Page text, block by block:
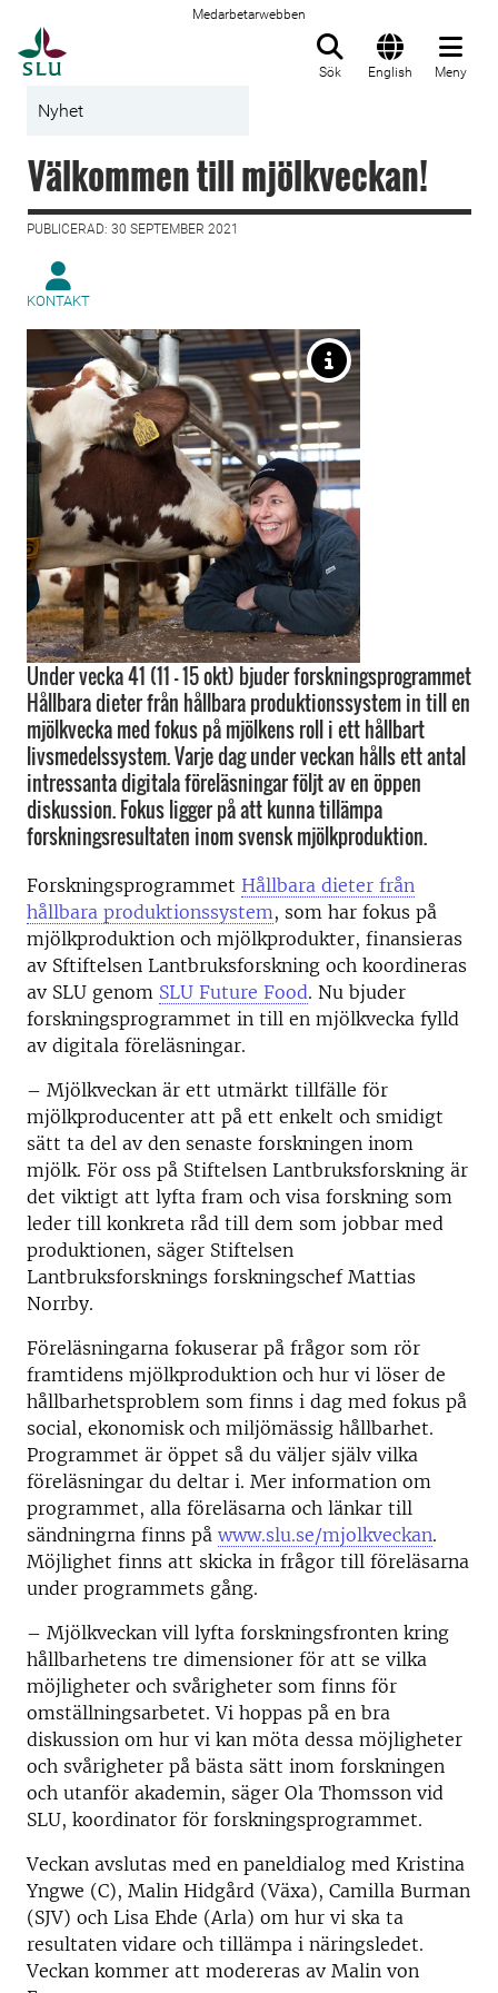
Medarbetarwebben
Sök English Meny
Nyhet
Välkommen till mjölkveckan!
PUBLICERAD: 30 SEPTEMBER 2021
KONTAKT
Under vecka 41 (11 – 15 okt) bjuder forskningsprogrammet
Hållbara dieter från hållbara produktionssystem in till en
mjölkvecka med fokus på mjölkens roll i ett hållbart
livsmedelssystem. Varje dag under veckan hålls ett antal
intressanta digitala föreläsningar följt av en öppen
diskussion. Fokus ligger på att kunna tillämpa
forskningsresultaten inom svensk mjölkproduktion.
Forskningsprogrammet Hållbara dieter från
hållbara produktionssystem, som har fokus på
mjölkproduktion och mjölkprodukter, finansieras
av Sftiftelsen Lantbruksforskning och koordineras
av SLU genom SLU Future Food. Nu bjuder
forskningsprogrammet in till en mjölkvecka fylld
av digitala föreläsningar.
– Mjölkveckan är ett utmärkt tillfälle för
mjölkproducenter att på ett enkelt och smidigt
sätt ta del av den senaste forskningen inom
mjölk. För oss på Stiftelsen Lantbruksforskning är
det viktigt att lyfta fram och visa forskning som
leder till konkreta råd till dem som jobbar med
produktionen, säger Stiftelsen
Lantbruksforsknings forskningschef Mattias
Norrby.
Föreläsningarna fokuserar på frågor som rör
framtidens mjölkproduktion och hur vi löser de
hållbarhetsproblem som finns i dag med fokus på
social, ekonomisk och miljömässig hållbarhet.
Programmet är öppet så du väljer själv vilka
föreläsningar du deltar i. Mer information om
programmet, alla föreläsarna och länkar till
sändningrna finns på www.slu.se/mjolkveckan.
Möjlighet finns att skicka in frågor till föreläsarna
under programmets gång.
– Mjölkveckan vill lyfta forskningsfronten kring
hållbarhetens tre dimensioner för att se vilka
möjligheter och svårigheter som finns för
omställningsarbetet. Vi hoppas på en bra
diskussion om hur vi kan möta dessa möjligheter
och svårigheter på bästa sätt inom forskningen
och utanför akademin, säger Ola Thomsson vid
SLU, koordinator för forskningsprogrammet.
Veckan avslutas med en paneldialog med Kristina
Yngwe (C), Malin Hidgård (Växa), Camilla Burman
(SJV) och Lisa Ehde (Arla) om hur vi ska ta
resultaten vidare och tillämpa i näringsledet.
Veckan kommer att modereras av Malin von